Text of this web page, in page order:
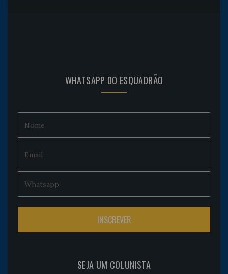
WHATSAPP DO ESQUADRÃO
SEJA UM COLUNISTA